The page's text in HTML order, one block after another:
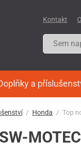
a
Kontakt
Honda Top